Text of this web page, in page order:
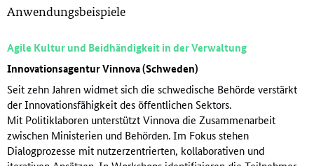
Anwendungsbeispiele
Agile Kultur und Beidhändigkeit in der Verwaltung
Innovationsagentur Vinnova (Schweden)
Seit zehn Jahren widmet sich die schwedische Behörde verstärkt
der Innovationsfähigkeit des öffentlichen Sektors.
Mit Politiklaboren unterstützt Vinnova die Zusammenarbeit
zwischen Ministerien und Behörden. Im Fokus stehen
Dialogprozesse mit nutzerzentrierten, kollaborativen und